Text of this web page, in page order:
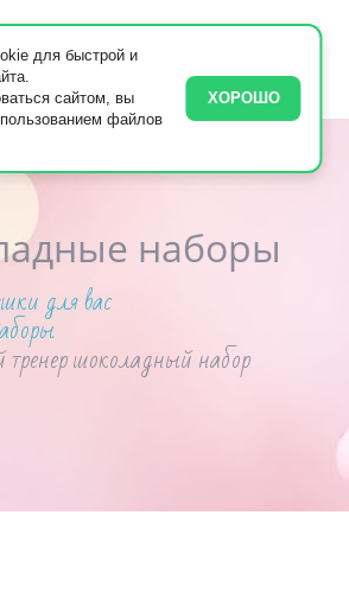
наборы
для вас
шоколадный набор
для быстрой и
сайтом, вы
файлов
ХОРОШО